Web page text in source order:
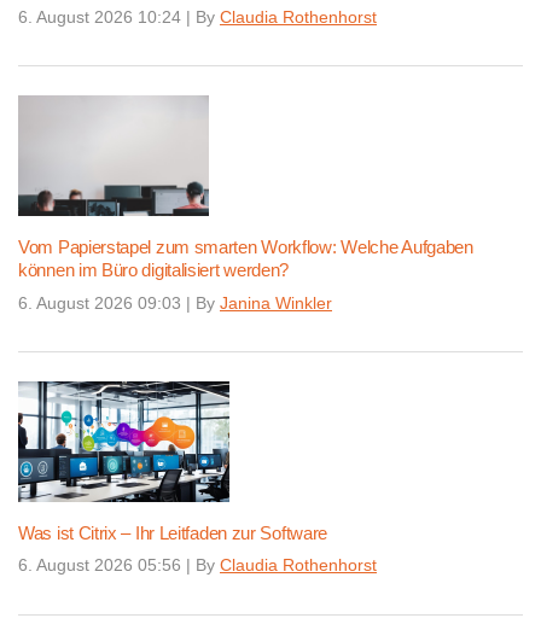
6. August 2026 10:24 | By Claudia Rothenhorst
Vom Papierstapel zum smarten Workflow: Welche Aufgaben
können im Büro digitalisiert werden?
6. August 2026 09:03 | By Janina Winkler
Was ist Citrix – Ihr Leitfaden zur Software
6. August 2026 05:56 | By Claudia Rothenhorst